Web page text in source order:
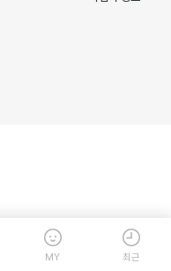
MY 최근